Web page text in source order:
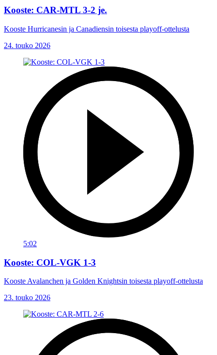
Kooste: CAR-MTL 3-2 je.
Kooste Hurricanesin ja Canadiensin toisesta playoff-ottelusta
24. touko 2026
5:02
Kooste: COL-VGK 1-3
Kooste Avalanchen ja Golden Knightsin toisesta playoff-ottelusta
23. touko 2026